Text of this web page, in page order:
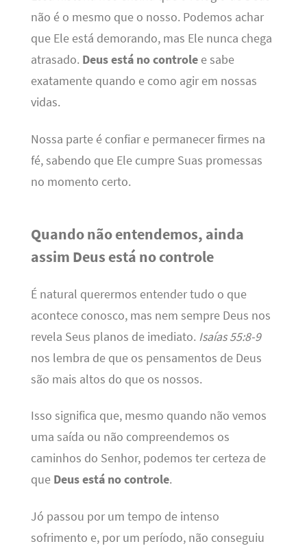
não é o mesmo que o nosso. Podemos achar
que Ele está demorando, mas Ele nunca chega
atrasado. Deus está no controlee sabe
exatamente quando e como agir em nossas
vidas.
Nossa parte é confiar e permanecer firmes na
fé, sabendo que Ele cumpre Suas promessas
no momento certo.
Quando não entendemos, ainda
assim Deus está no controle
É natural querermos entender tudo o que
acontece conosco, mas nem sempre Deus nos
revela Seus planos de imediato. Isaías 55:8-9
nos lembra de que os pensamentos de Deus
são mais altos do que os nossos.
Isso significa que, mesmo quando não vemos
uma saída ou não compreendemos os
caminhos do Senhor, podemos ter certeza de
que Deus está no controle.
Jó passou por um tempo de intenso
sofrimento e, por um período, não conseguiu